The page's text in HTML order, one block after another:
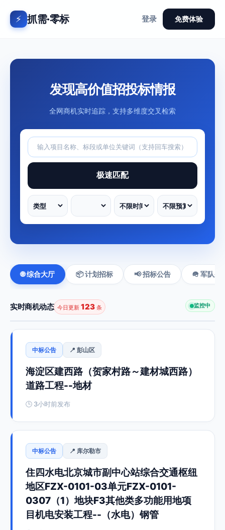
⚡ 抓需·零标 登录 免费体验
发现高价值招投标情报
全网商机实时追踪，支持多维度交叉检索
极速匹配
🌐 综合大厅 📦 计划招标 📢 招标公告 🪖 军队采
实时商机动态 今日更新 123 条 监控中
中标公告 📍 彭山区
海淀区建西路（贺家村路～建材城西路）
道路工程--地材
🕒 3小时前发布
中标公告 📍 库尔勒市
住四水电北京城市副中心站综合交通枢纽
地区FZX-0101-03单元FZX-0101-
0307（1）地块F3其他类多功能用地项
目机电安装工程--（水电）钢管